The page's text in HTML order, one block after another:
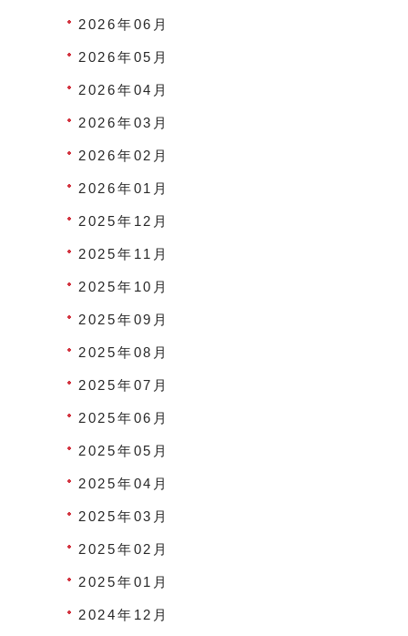
2026年06月
2026年05月
2026年04月
2026年03月
2026年02月
2026年01月
2025年12月
2025年11月
2025年10月
2025年09月
2025年08月
2025年07月
2025年06月
2025年05月
2025年04月
2025年03月
2025年02月
2025年01月
2024年12月